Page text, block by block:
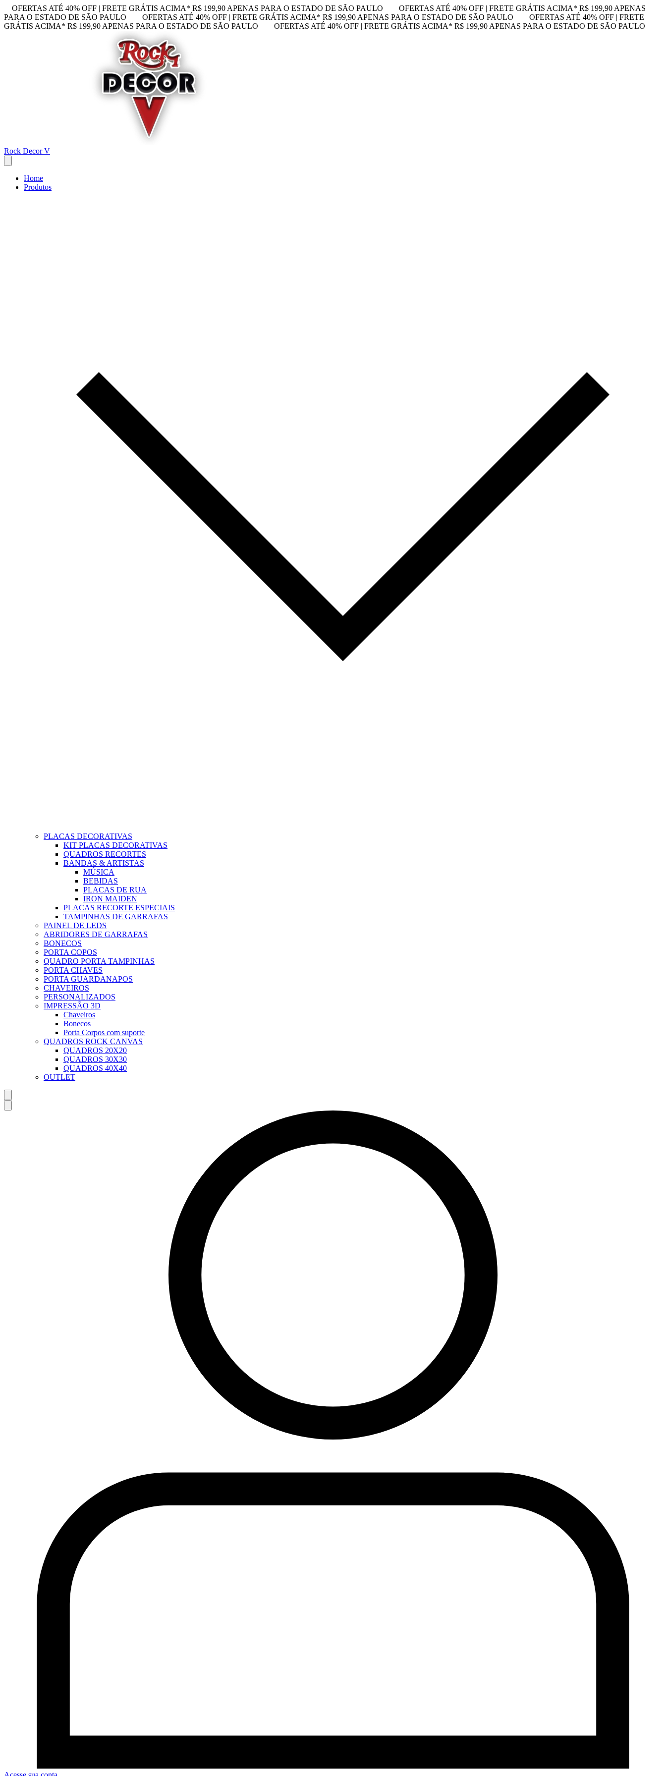
OFERTAS ATÉ 40% OFF | FRETE GRÁTIS ACIMA* R$ 199,90 APENAS PARA O ESTADO DE SÃO PAULO
OFERTAS ATÉ 40% OFF | FRETE GRÁTIS ACIMA* R$ 199,90 APENAS
PARA O ESTADO DE SÃO PAULO
OFERTAS ATÉ 40% OFF | FRETE GRÁTIS ACIMA* R$ 199,90 APENAS PARA O ESTADO DE SÃO PAULO
OFERTAS ATÉ 40% OFF | FRETE
GRÁTIS ACIMA* R$ 199,90 APENAS PARA O ESTADO DE SÃO PAULO
OFERTAS ATÉ 40% OFF | FRETE GRÁTIS ACIMA* R$ 199,90 APENAS PARA O ESTADO DE SÃO PAULO
Rock Decor V
Home
Produtos
PLACAS DECORATIVAS
KIT PLACAS DECORATIVAS
QUADROS RECORTES
BANDAS & ARTISTAS
MÚSICA
BEBIDAS
PLACAS DE RUA
IRON MAIDEN
PLACAS RECORTE ESPECIAIS
TAMPINHAS DE GARRAFAS
PAINEL DE LEDS
ABRIDORES DE GARRAFAS
BONECOS
PORTA COPOS
QUADRO PORTA TAMPINHAS
PORTA CHAVES
PORTA GUARDANAPOS
CHAVEIROS
PERSONALIZADOS
IMPRESSÃO 3D
Chaveiros
Bonecos
Porta Corpos com suporte
QUADROS ROCK CANVAS
QUADROS 20X20
QUADROS 30X30
QUADROS 40X40
OUTLET